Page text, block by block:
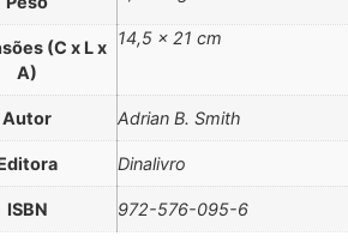
(C x L x
A)
14,5 × 21 cm
Autor Adrian B. Smith
Dinalivro
ISBN 972-576-095-6